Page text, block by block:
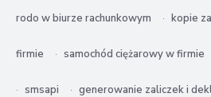
rodo w biurze rachunkowym kopie
firmie samochód ciężarowy w firmie
smsapi generowanie zaliczek i